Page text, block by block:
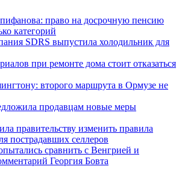
право на досрочную пенсию
категорий
SDRS выпустила холодильник для
при ремонте дома стоит отказаться
второго маршрута в Ормузе не
продавцам новые меры
правительству изменить правила
пострадавших селлеров
сравнить с Венгрией и
Георгия Бовта